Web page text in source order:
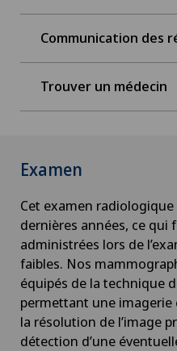
Communication des
Trouver un médecin
Examen
Cet examen
dernières années, ce qui
administrées lors de
faibles. Nos
équipés de la technique
permettant une imagerie
la résolution de l’image
détection d’une